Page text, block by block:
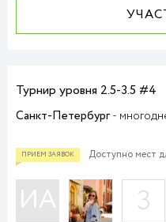
ПРИЕМ ЗАЯВОК
Турнир уровня 2.5-3.5 #4
Санкт-Петербург-
Доступно мест
ИА 3